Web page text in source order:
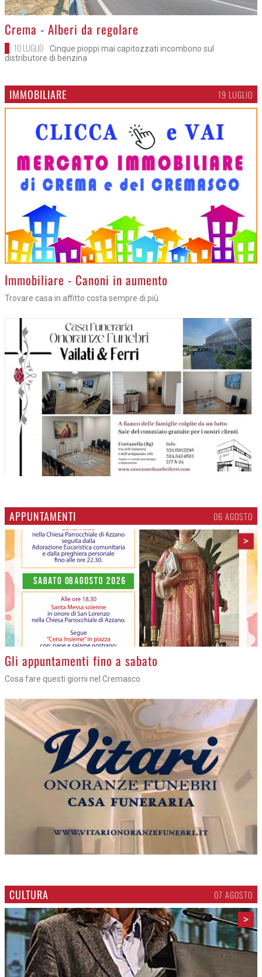
>
Crema - Alberi da regolare
10 LUGLIO
Cinque pioppi mai capitozzati incombono sul
distributore di benzina
IMMOBILIARE 19 LUGLIO
>Immobiliare - Canoni in aumento
Trovare casa in affitto costa sempre di più
APPUNTAMENTI 06 AGOSTO
>
Gli appuntamenti fino a sabato
Cosa fare questi giorni nel Cremasco
CULTURA 07 AGOSTO
>